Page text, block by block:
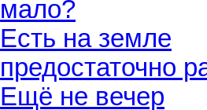
мало?
Есть на земле
предостаточно
Ещё не вечер